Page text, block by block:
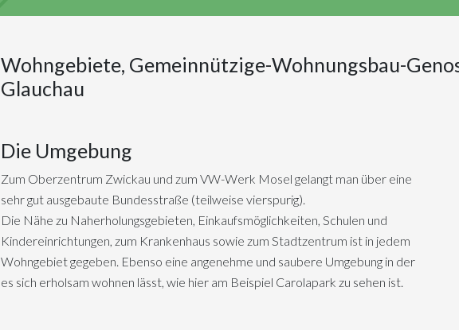
Wohngebiete, Gemeinnützige-Wohnungsbau-
Glauchau
Die Umgebung
Zum Oberzentrum Zwickau und zum VW-Werk Mosel gelangt man über eine
sehr gut ausgebaute Bundesstraße (teilweise vierspurig).
Die Nähe zu Naherholungsgebieten, Einkaufsmöglichkeiten, Schulen und
Kindereinrichtungen, zum Krankenhaus sowie zum Stadtzentrum ist in jedem
Wohngebiet gegeben. Ebenso eine angenehme und saubere Umgebung in der
es sich erholsam wohnen lässt, wie hier am Beispiel Carolapark zu sehen ist.